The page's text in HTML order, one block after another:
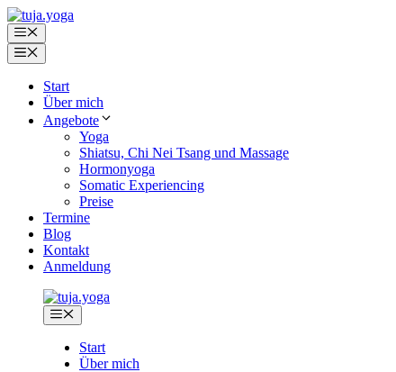
Zum
Inhalt
springen
Menü
Menü
Start
Über mich
Angebote
Yoga
Shiatsu, Chi Nei Tsang und Massage
Hormonyoga
Somatic Experiencing
Preise
Termine
Blog
Kontakt
Anmeldung
Menü
Start
Über mich